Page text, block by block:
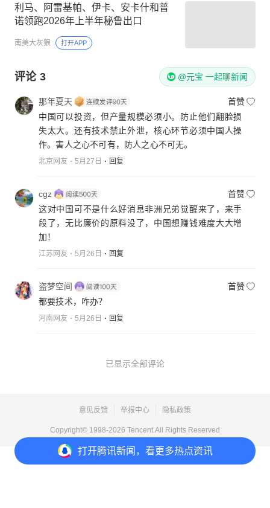
打开腾讯新闻，看更多热点资讯
利马、阿雷基帕、伊卡、安卡什和普
诺领跑2026年上半年秘鲁出口
南美大灰狼 打开APP
评论 3 @元宝 一起聊新闻
那年夏天
首赞
中国可以投资，但产量规模必须小。防止他们翻脸损
失太大。还有技术禁止外泄，核心环节必须中国人操
作。害人之心不可有，防人之心不可无。
北京网友 5月27日 回复
cgz
首赞
这对中国可不是什么好消息非洲兄弟觉醒来了，来手
段了，无比廉价的原料没了，中国想赚钱难度大大增
加！
江苏网友 5月26日 回复
盗梦空间
首赞
都要技术，咋办？
河南网友 5月26日 回复
已显示全部评论
意见反馈 举报中心 隐私政策
Copyright© 1998-2026 Tencent.All Rights Reserved